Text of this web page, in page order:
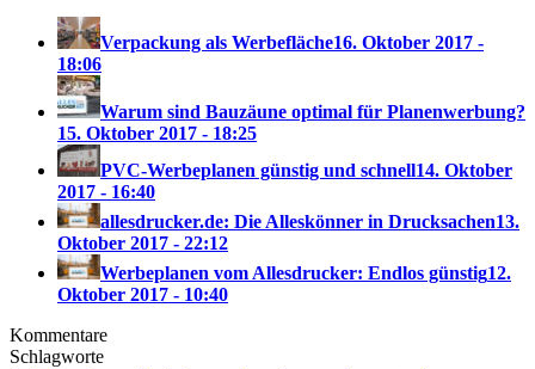
Verpackung als Werbefläche16. Oktober 2017 -
18:06
Warum sind Bauzäune optimal für Planenwerbung?
15. Oktober 2017 - 18:25
PVC-Werbeplanen günstig und schnell14. Oktober
2017 - 16:40
allesdrucker.de: Die Alleskönner in Drucksachen13.
Oktober 2017 - 22:12
Werbeplanen vom Allesdrucker: Endlos günstig12.
Oktober 2017 - 10:40
Kommentare
Schlagworte